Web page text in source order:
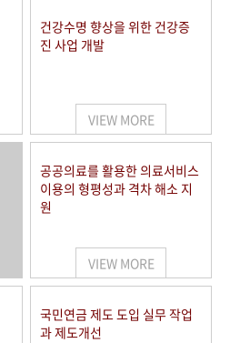
건강수명 향상을 위한 건강증
진 사업 개발
VIEW MORE
공공의료를 활용한 의료서비스
이용의 형평성과 격차 해소 지
원
VIEW MORE
국민연금 제도 도입 실무 작업
과 제도개선